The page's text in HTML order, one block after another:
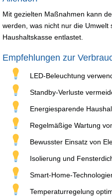
Mit gezielten Maßnahmen kann
werden, was nicht nur die Umwelt
Haushaltskasse entlastet.
Empfehlungen zur
LED-Beleuchtung
Standby-Verluste
Energiesparende
Regelmäßige Wartung
Bewusster Einsatz von
Isolierung und
Smart-Home-
Temperaturregelung